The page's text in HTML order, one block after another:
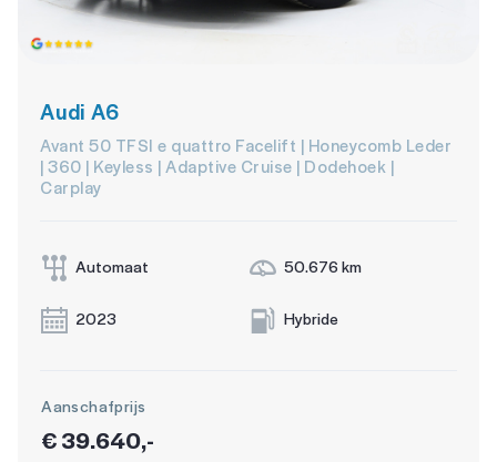
Audi A6
Avant 50 TFSI e quattro Facelift | Honeycomb Leder
| 360 | Keyless | Adaptive Cruise | Dodehoek |
Carplay
Automaat 50.676 km
2023 Hybride
Aanschafprijs
€ 39.640,-